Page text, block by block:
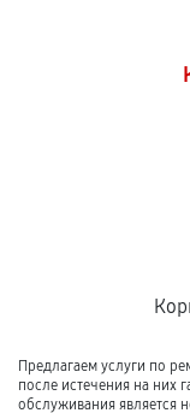
Предлагаем услуги по
после истечения на них
обслуживания является